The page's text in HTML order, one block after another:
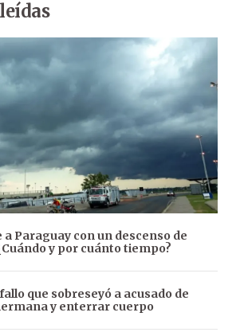
a Paraguay con un descenso de
y por cuánto tiempo?
que sobreseyó a acusado de
y enterrar cuerpo